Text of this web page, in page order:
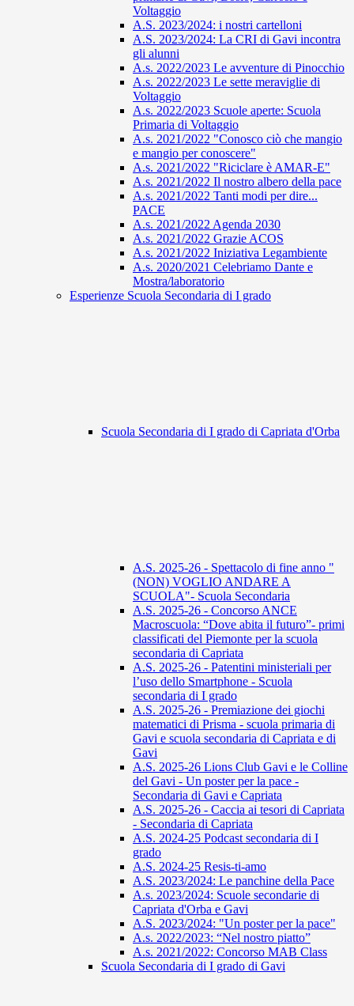
Voltaggio
A.S. 2023/2024: i nostri cartelloni
A.S. 2023/2024: La CRI di Gavi incontra
gli alunni
A.s. 2022/2023 Le avventure di Pinocchio
A.s. 2022/2023 Le sette meraviglie di
Voltaggio
A.s. 2022/2023 Scuole aperte: Scuola
Primaria di Voltaggio
A.s. 2021/2022 "Conosco ciò che mangio
e mangio per conoscere"
A.s. 2021/2022 "Riciclare è AMAR-E"
A.s. 2021/2022 Il nostro albero della pace
A.s. 2021/2022 Tanti modi per dire...
PACE
A.s. 2021/2022 Agenda 2030
A.s. 2021/2022 Grazie ACOS
A.s. 2021/2022 Iniziativa Legambiente
A.s. 2020/2021 Celebriamo Dante e
Mostra/laboratorio
Esperienze Scuola Secondaria di I grado
Scuola Secondaria di I grado di Capriata d'Orba
A.S. 2025-26 - Spettacolo di fine anno "
(NON) VOGLIO ANDARE A
SCUOLA"- Scuola Secondaria
A.S. 2025-26 - Concorso ANCE
Macroscuola: “Dove abita il futuro”- primi
classificati del Piemonte per la scuola
secondaria di Capriata
A.S. 2025-26 - Patentini ministeriali per
l’uso dello Smartphone - Scuola
secondaria di I grado
A.S. 2025-26 - Premiazione dei giochi
matematici di Prisma - scuola primaria di
Gavi e scuola secondaria di Capriata e di
Gavi
A.S. 2025-26 Lions Club Gavi e le Colline
del Gavi - Un poster per la pace -
Secondaria di Gavi e Capriata
A.S. 2025-26 - Caccia ai tesori di Capriata
- Secondaria di Capriata
A.S. 2024-25 Podcast secondaria di I
grado
A.S. 2024-25 Resis-ti-amo
A.S. 2023/2024: Le panchine della Pace
A.s. 2023/2024: Scuole secondarie di
Capriata d'Orba e Gavi
A.S. 2023/2024: "Un poster per la pace"
A.s. 2022/2023: “Nel nostro piatto”
A.s. 2021/2022: Concorso MAB Class
Scuola Secondaria di I grado di Gavi